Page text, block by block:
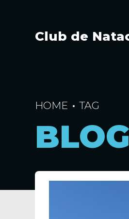
Club de
HOME TAG
BLOG